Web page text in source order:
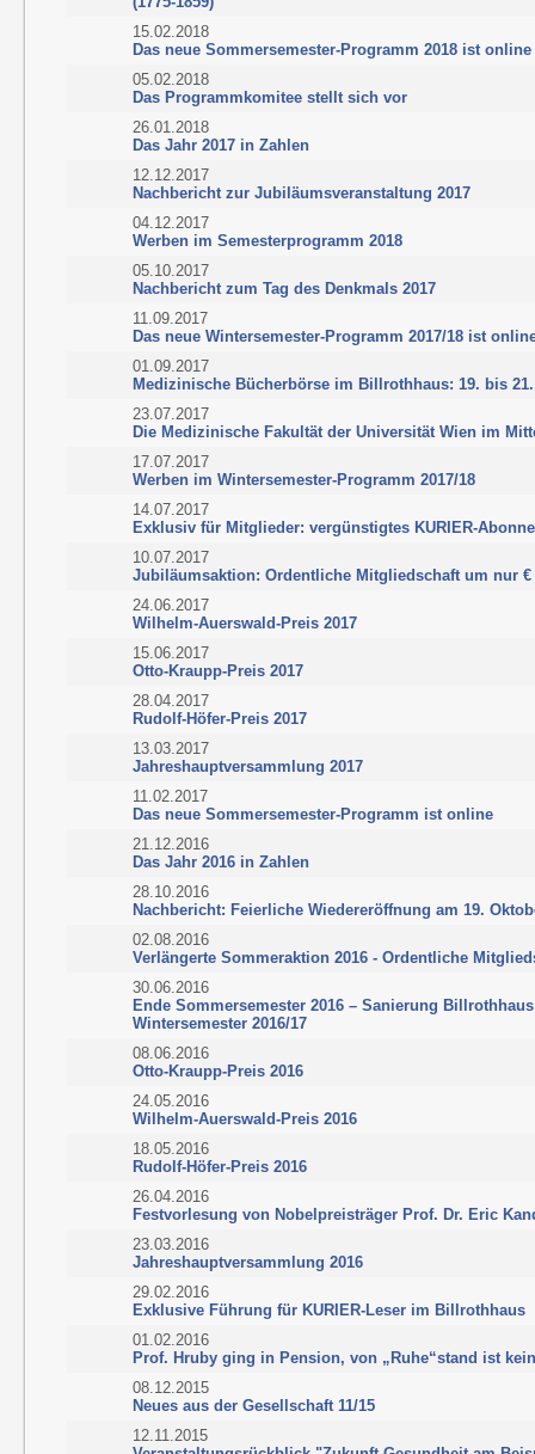
15.02.2018
Das neue Sommersemester-Programm 2018 ist online
05.02.2018
Das Programmkomitee stellt sich vor
26.01.2018
Das Jahr 2017 in Zahlen
12.12.2017
Nachbericht zur Jubiläumsveranstaltung 2017
04.12.2017
Werben im Semesterprogramm 2018
05.10.2017
Nachbericht zum Tag des Denkmals 2017
11.09.2017
Das neue Wintersemester-Programm 2017/18 ist
01.09.2017
Medizinische Bücherbörse im Billrothhaus: 19. bis
23.07.2017
Die Medizinische Fakultät der Universität Wien im
17.07.2017
Werben im Wintersemester-Programm 2017/18
14.07.2017
Exklusiv für Mitglieder: vergünstigtes KURIER-
10.07.2017
Jubiläumsaktion: Ordentliche Mitgliedschaft um nur €
24.06.2017
Wilhelm-Auerswald-Preis 2017
15.06.2017
Otto-Kraupp-Preis 2017
28.04.2017
Rudolf-Höfer-Preis 2017
13.03.2017
Jahreshauptversammlung 2017
11.02.2017
Das neue Sommersemester-Programm ist online
21.12.2016
Das Jahr 2016 in Zahlen
28.10.2016
Nachbericht: Feierliche Wiedereröffnung am 19.
02.08.2016
Verlängerte Sommeraktion 2016 - Ordentliche
30.06.2016
Ende Sommersemester 2016 – Sanierung
Wintersemester 2016/17
08.06.2016
Otto-Kraupp-Preis 2016
24.05.2016
Wilhelm-Auerswald-Preis 2016
18.05.2016
Rudolf-Höfer-Preis 2016
26.04.2016
Festvorlesung von Nobelpreisträger Prof. Dr. Eric
23.03.2016
Jahreshauptversammlung 2016
29.02.2016
Exklusive Führung für KURIER-Leser im Billrothhaus
01.02.2016
Prof. Hruby ging in Pension, von „Ruhe“stand ist
08.12.2015
Neues aus der Gesellschaft 11/15
12.11.2015